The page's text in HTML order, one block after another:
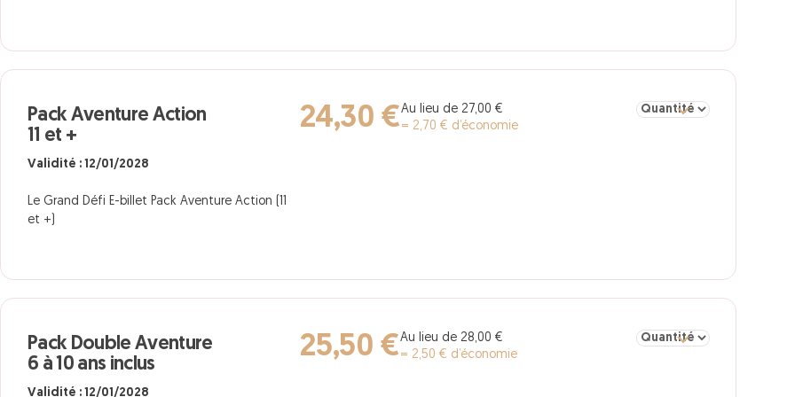
Pack Aventure Action
11 et +
Validité : 12/01/2028
Le Grand Défi E-billet Pack Aventure Action (11
et +)
24,30 €Au lieu de 27,00 €
= 2,70 € d’économie
Sélectionner la quantité
Pack Double Aventure
6 à 10 ans inclus
Validité : 12/01/2028
25,50 €Au lieu de 28,00 €
= 2,50 € d’économie
Sélectionner la quantité